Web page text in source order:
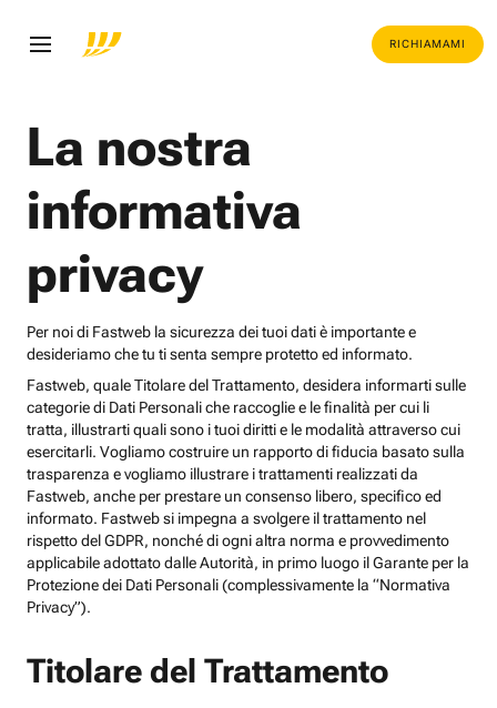
RICHIAMAMI
La nostra
informativa
privacy
Per noi di Fastweb la sicurezza dei tuoi dati è importante e
desideriamo che tu ti senta sempre protetto ed informato.
Fastweb, quale Titolare del Trattamento, desidera informarti sulle
categorie di Dati Personali che raccoglie e le finalità per cui li
tratta, illustrarti quali sono i tuoi diritti e le modalità attraverso cui
esercitarli. Vogliamo costruire un rapporto di fiducia basato sulla
trasparenza e vogliamo illustrare i trattamenti realizzati da
Fastweb, anche per prestare un consenso libero, specifico ed
informato. Fastweb si impegna a svolgere il trattamento nel
rispetto del GDPR, nonché di ogni altra norma e provvedimento
applicabile adottato dalle Autorità, in primo luogo il Garante per la
Protezione dei Dati Personali (complessivamente la “Normativa
Privacy”).
Titolare del Trattamento